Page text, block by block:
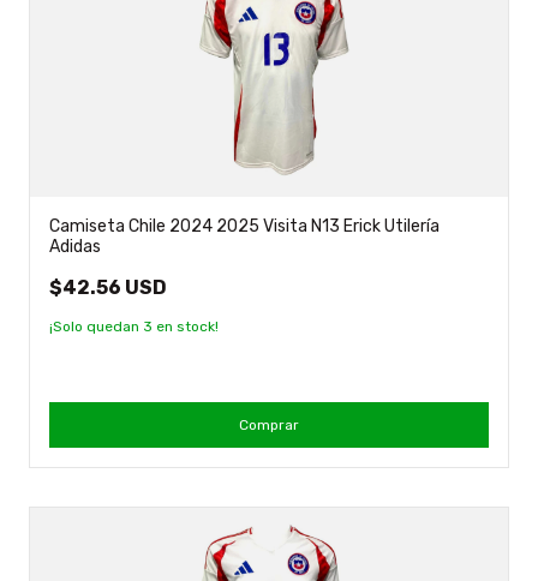
Camiseta Chile 2024 2025 Visita N13 Erick Utilería
Adidas
$42.56 USD
¡Solo quedan 3 en stock!
Comprar